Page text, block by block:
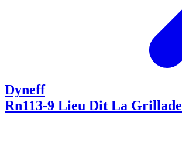
Dyneff
Rn113-9 Lieu Dit La Grillade